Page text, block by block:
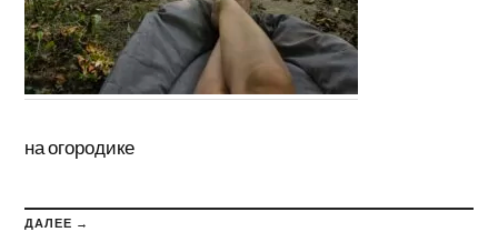
на огородике
ДАЛЕЕ →